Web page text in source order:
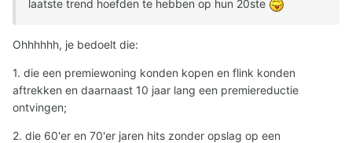
laatste trend hoefden te hebben op hun 20ste
Ohhhhhh, je bedoelt die:
1. die een premiewoning konden kopen en flink konden
aftrekken en daarnaast 10 jaar lang een premiereductie
ontvingen;
2. die 60'er en 70'er jaren hits zonder opslag op een